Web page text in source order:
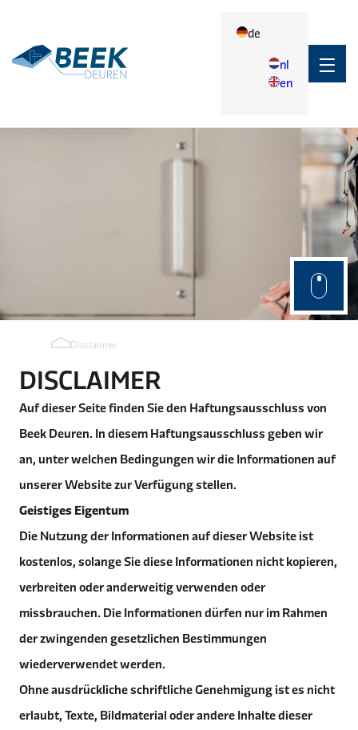
de
nl
en
Disclaimer
DISCLAIMER
Auf dieser Seite finden Sie den Haftungsausschluss von
Beek Deuren. In diesem Haftungsausschluss geben wir
an, unter welchen Bedingungen wir die Informationen auf
unserer Website zur Verfügung stellen.
Geistiges Eigentum
Die Nutzung der Informationen auf dieser Website ist
kostenlos, solange Sie diese Informationen nicht kopieren,
verbreiten oder anderweitig verwenden oder
missbrauchen. Die Informationen dürfen nur im Rahmen
der zwingenden gesetzlichen Bestimmungen
wiederverwendet werden.
Ohne ausdrückliche schriftliche Genehmigung ist es nicht
erlaubt, Texte, Bildmaterial oder andere Inhalte dieser